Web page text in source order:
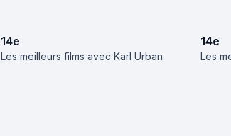
14e
Les meilleurs films avec Karl Urban
14e
Les